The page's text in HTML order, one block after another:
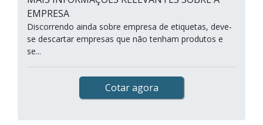
EMPRESA
Discorrendo ainda sobre empresa de etiquetas, deve-
se descartar empresas que não tenham produtos e
se...
Cotar agora